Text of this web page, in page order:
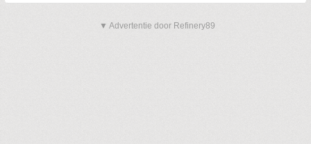
▼ Advertentie door Refinery89